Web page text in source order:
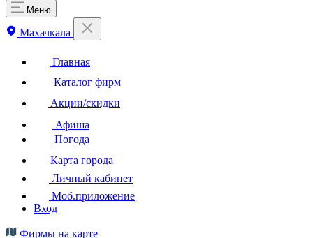
Меню
Махачкала
Главная
Каталог фирм
Акции/скидки
Афиша
Погода
Карта города
Личный кабинет
Моб.приложение
Вход
Фирмы на карте